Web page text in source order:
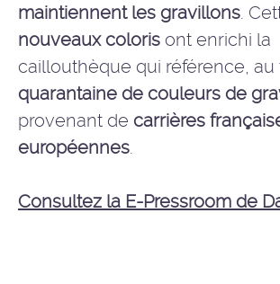
maintiennent les gravillons.
nouveaux coloris ont enrichi la
caillouthèque qui référence, au
quarantaine de couleurs de
provenant de carrières
européennes.
Consultez la E-Pressroom de